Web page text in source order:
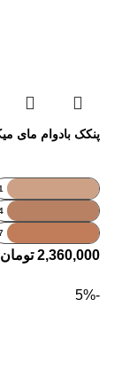
پنکک بادوام مای
2,360,000 تومان
-5%